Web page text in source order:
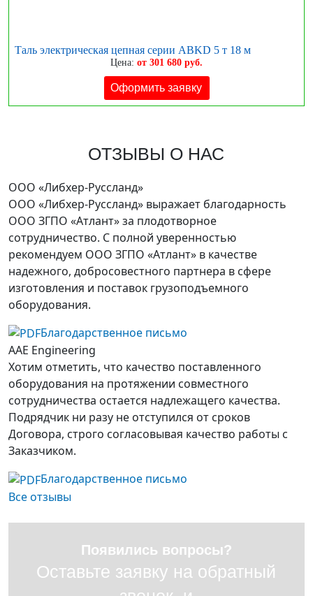
Таль электрическая цепная серии ABKD 5 т 18 м
Цена: от 301 680 руб.
Оформить заявку
ОТЗЫВЫ О НАС
ООО «Либхер-Руссланд»
ООО «Либхер-Руссланд» выражает благодарность
ООО ЗГПО «Атлант» за плодотворное
сотрудничество. C полной уверенностью
рекомендуем ООО ЗГПО «Атлант» в качестве
надежного, добросовестного партнера в сфере
изготовления и поставок грузоподъемного
оборудования.
Благодарственное письмо
AAE Engineering
Хотим отметить, что качество поставленного
оборудования на протяжении совместного
сотрудничества остается надлежащего качества.
Подрядчик ни разу не отступился от сроков
Договора, строго согласовывая качество работы с
Заказчиком.
Благодарственное письмо
Все отзывы
Появились вопросы?
Оставьте заявку на обратный